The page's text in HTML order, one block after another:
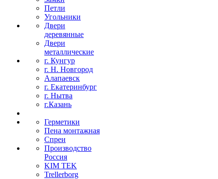
Петли
Угольники
Двери
деревянные
Двери
металлические
г. Кунгур
г. Н. Новгород
Алапаевск
г. Екатеринбург
г. Нытва
г.Казань
Герметики
Пена монтажная
Спреи
Производство
Россия
KIM TEK
Trellerborg